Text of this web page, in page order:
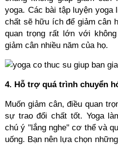
yoga. Các bài tập luyện yoga
chất sẽ hữu ích để giảm cân
quan trọng rất lớn với
giảm cân nhiều năm của họ.
4. Hỗ trợ quá trình chuyển
Muốn giảm cân, điều quan
sự trao đổi chất tốt. Yoga
chú ý "lắng nghe" cơ thể và
uống. Bạn nên lựa chọn